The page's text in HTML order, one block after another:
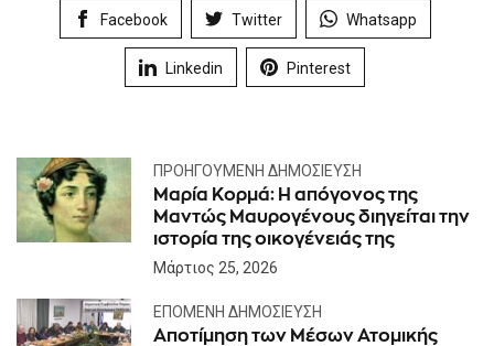
Facebook Twitter Whatsapp
Linkedin Pinterest
ΠΡΟΗΓΟΎΜΕΝΗ ΔΗΜΟΣΊΕΥΣΗ
Μαρία Κορμά: Η απόγονος της
Μαντώς Μαυρογένους διηγείται την
ιστορία της οικογένειάς της
Μάρτιος 25, 2026
ΕΠΌΜΕΝΗ ΔΗΜΟΣΊΕΥΣΗ
Αποτίμηση των Μέσων Ατομικής